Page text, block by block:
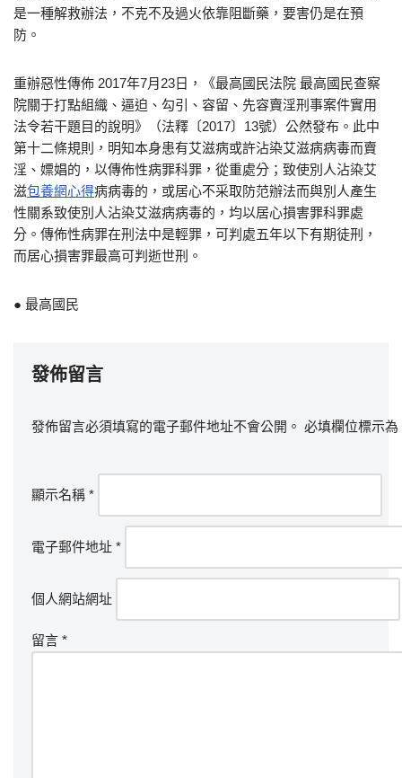
是一種解救辦法，不克不及過火依靠阻斷藥，要害仍是在預
防。
重辦惡性傳佈 2017年7月23日，《最高國民法院 最高國民查察
院關于打點組織、逼迫、勾引、容留、先容賣淫刑事案件實用
法令若干題目的說明》（法釋〔2017〕13號）公然發布。此中
第十二條規則，明知本身患有艾滋病或許沾染艾滋病病毒而賣
淫、嫖娼的，以傳佈性病罪科罪，從重處分；致使別人沾染艾
滋包養網心得病病毒的，或居心不采取防范辦法而與別人產生
性關系致使別人沾染艾滋病病毒的，均以居心損害罪科罪處
分。傳佈性病罪在刑法中是輕罪，可判處五年以下有期徒刑，
而居心損害罪最高可判逝世刑。
● 最高國民
發佈留言
發佈留言必須填寫的電子郵件地址不會公開。 必填欄位標示為
顯示名稱 *
電子郵件地址 *
個人網站網址
留言 *